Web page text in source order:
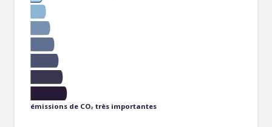
émissions de CO₂ très importantes